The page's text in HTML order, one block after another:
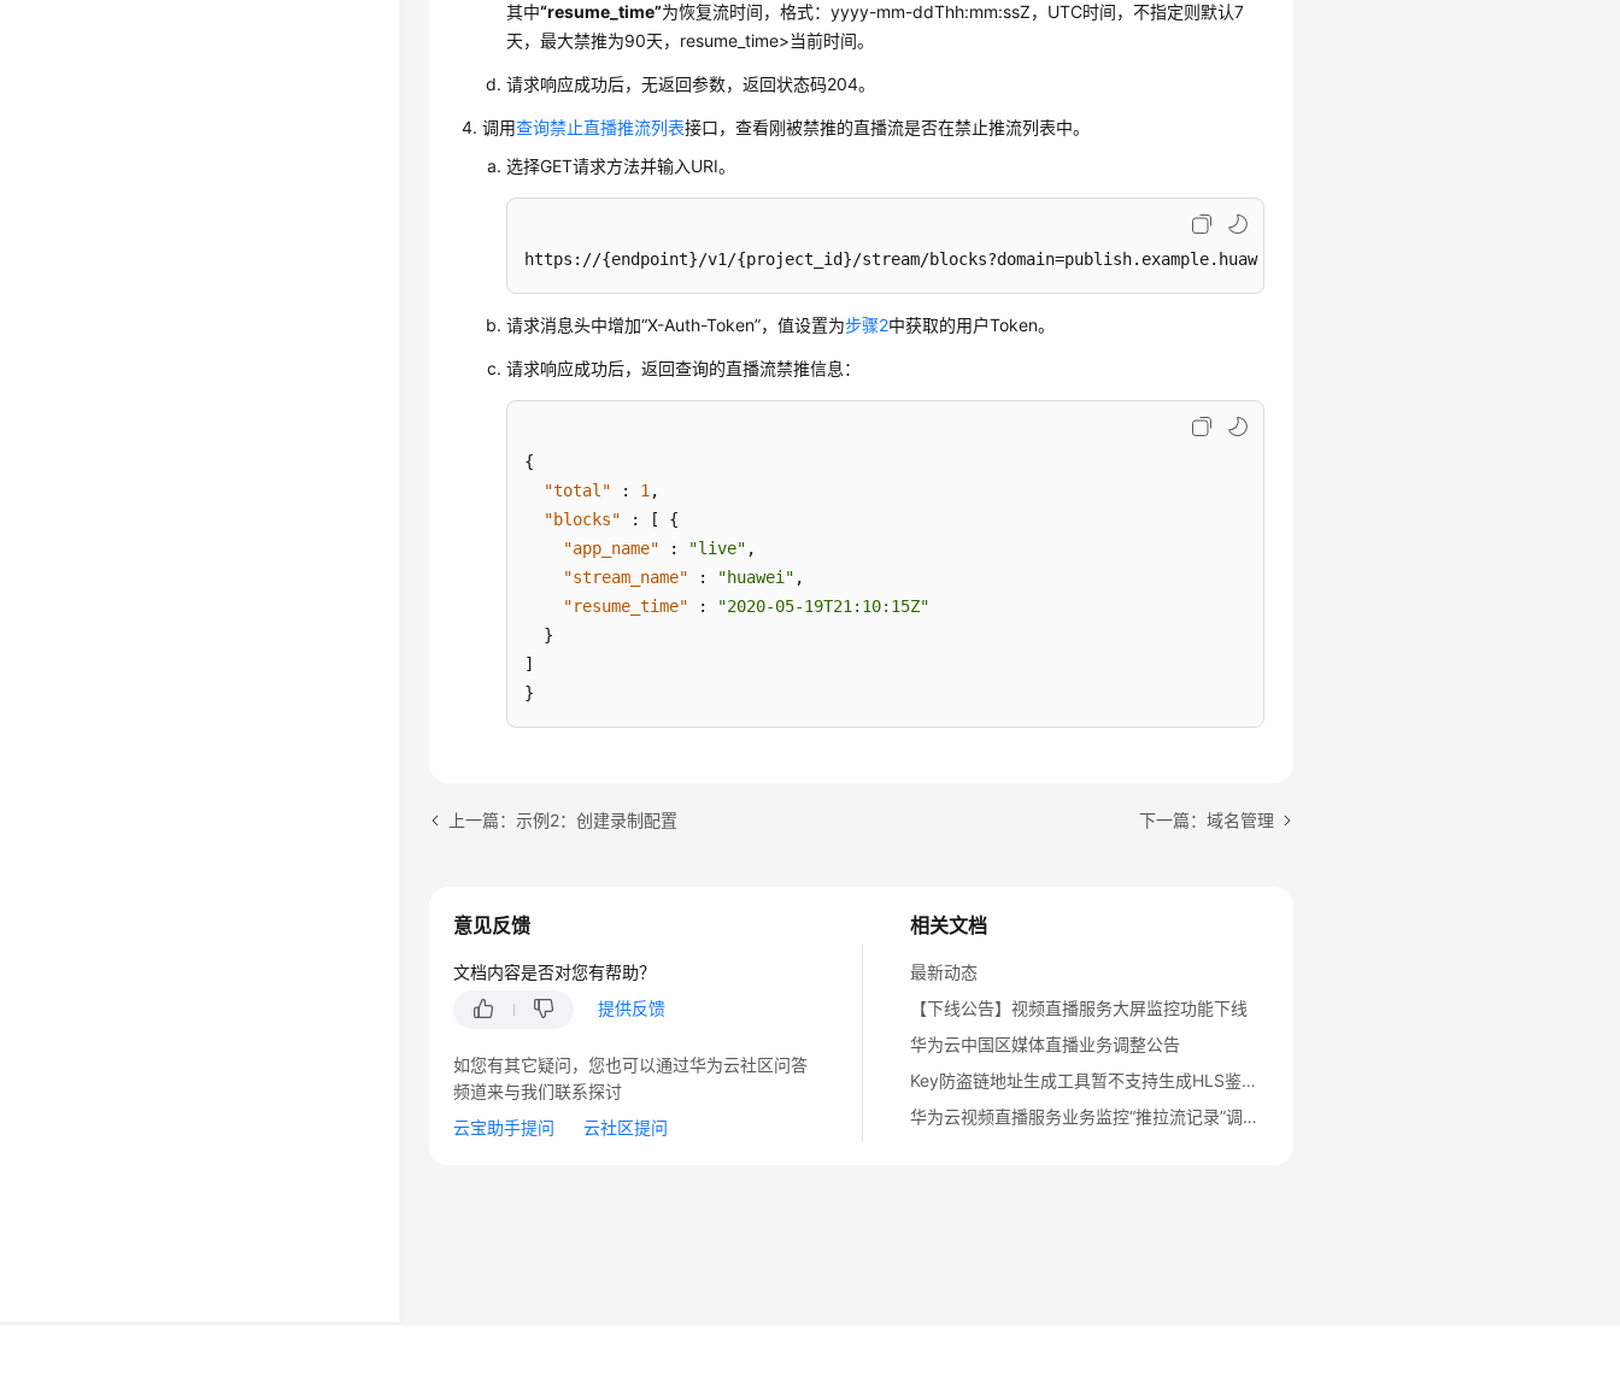
其中“resume_time”为恢复流时间，格式：yyyy-mm-ddThh:mm:ssZ，UTC时间，不指定则默认7
天，最大禁推为90天，resume_time>当前时间。
请求响应成功后，无返回参数，返回状态码204。
调用查询禁止直播推流列表接口，查看刚被禁推的直播流是否在禁止推流列表中。
选择GET请求方法并输入URI。
https://{endpoint}/v1/{project_id}/stream/
请求消息头中增加“X-Auth-Token”，值设置为步骤2中获取的用户Token。
请求响应成功后，返回查询的直播流禁推信息：
{
"total"
: 1,
"blocks"
: [
{
"app_name"
: "live" ,
"stream_name"
: "huawei" ,
"resume_time"
:
"2020-05-19T21:10:15Z"
}
]
}
上一篇：示例2：创建录制配置 下一篇：域名管理
相关文档
最新动态
【下线公告】视频直播服务大屏监控功能下线
华为云中国区媒体直播业务调整公告
Key防盗链地址生成工具暂不支持生成HLS鉴权地址的公告
华为云视频直播服务业务监控“推拉流记录”调整为“推流记录”的公告
意见反馈
文档内容是否对您有帮助？
提供反馈
如您有其它疑问，您也可以通过华为云社区问答
频道来与我们联系探讨
云宝助手提问
云社区提问